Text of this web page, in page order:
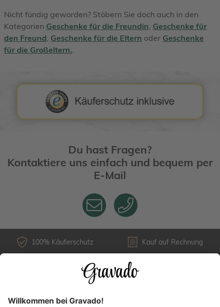
Nicht fündig geworden? Stöbern Sie doch auch in den
Kategorien Geschenke für die Freundin Geschenke für
den Freund Geschenke für die Eltern oder Geschenke
für die Großeltern.
Du hast Fragen?
Kontaktiere uns einfach und bequem per
E-Mail
100% Käuferschutz Kauf auf Rechnung
Versandarten